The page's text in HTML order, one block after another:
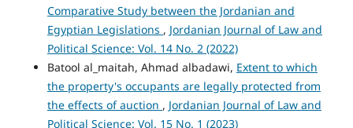
Comparative Study between the Jordanian and
Egyptian Legislations , Jordanian Journal of Law and
Political Science: Vol. 14 No. 2 (2022)
Batool al_maitah, Ahmad albadawi, Extent to which
the property's occupants are legally protected from
the effects of auction , Jordanian Journal of Law and
Political Science: Vol. 15 No. 1 (2023)